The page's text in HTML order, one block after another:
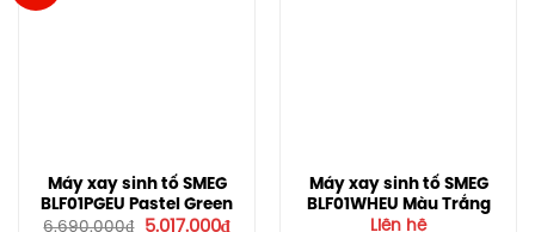
Máy xay sinh tố SMEG
BLF01PGEU Pastel Green
6.690.000₫
Giá
5.017.000₫Giá
Máy xay sinh tố SMEG
BLF01WHEU Màu Trắng
Liên hệ